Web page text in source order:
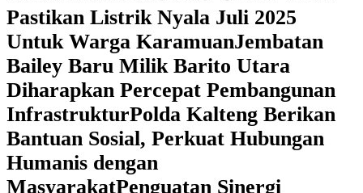
Pastikan Listrik Nyala Juli 2025
Untuk Warga KaramuanJembatan
Bailey Baru Milik Barito Utara
Diharapkan Percepat Pembangunan
InfrastrukturPolda Kalteng Berikan
Bantuan Sosial, Perkuat Hubungan
Humanis dengan
MasyarakatPenguatan Sinergi